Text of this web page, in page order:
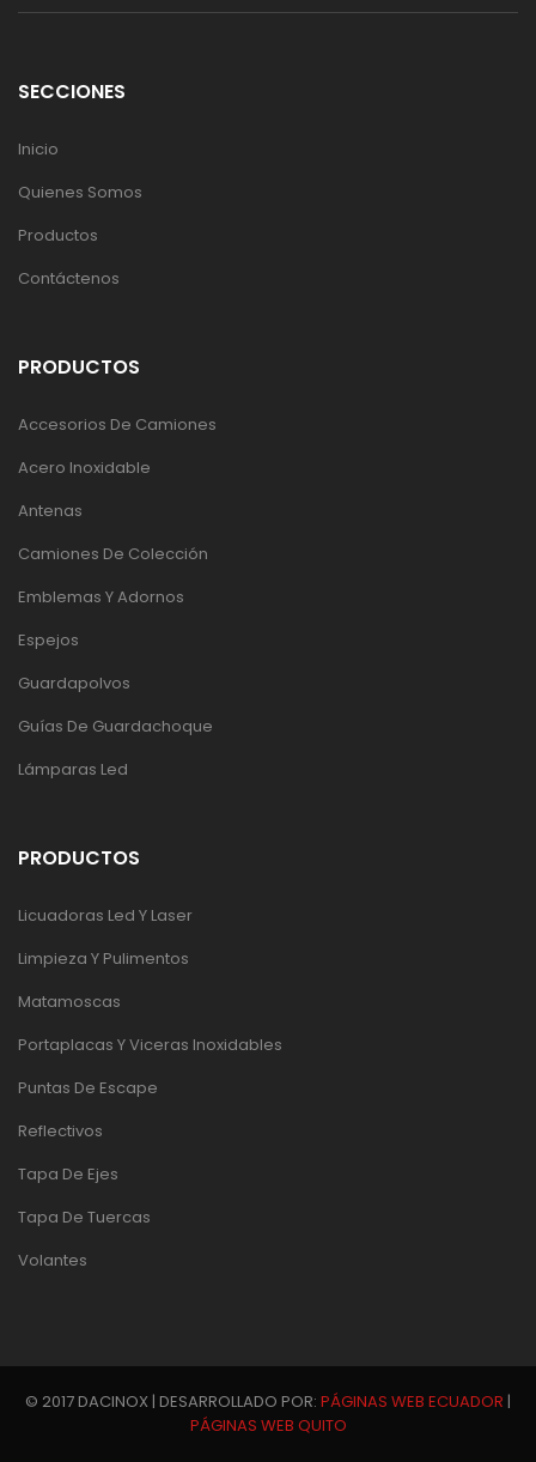
SECCIONES
Inicio
Quienes Somos
Productos
Contáctenos
PRODUCTOS
Accesorios De Camiones
Acero Inoxidable
Antenas
Camiones De Colección
Emblemas Y Adornos
Espejos
Guardapolvos
Guías De Guardachoque
Lámparas Led
PRODUCTOS
Licuadoras Led Y Laser
Limpieza Y Pulimentos
Matamoscas
Portaplacas Y Viceras Inoxidables
Puntas De Escape
Reflectivos
Tapa De Ejes
Tapa De Tuercas
Volantes
© 2017 DACINOX | DESARROLLADO POR: PÁGINAS WEB ECUADOR |
PÁGINAS WEB QUITO